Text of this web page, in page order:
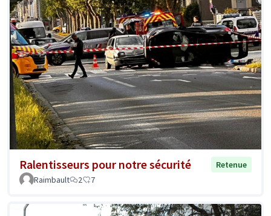
Ralentisseurs pour notre sécurité
Retenue
Raimbault
2 7